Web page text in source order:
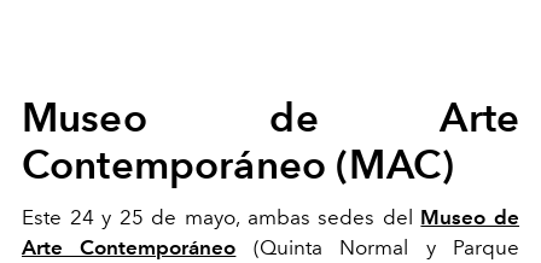
Museo de Arte
Contemporáneo (MAC)
Este 24 y 25 de mayo, ambas sedes del Museo de
Arte Contemporáneo (Quinta Normal y Parque